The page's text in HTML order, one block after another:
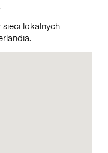
lokalnych